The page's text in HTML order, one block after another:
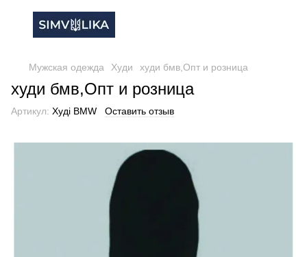
Мужская одежда Худи худи бмв,Опт и розница
худи бмв,Опт и розница
Артикул: Худі BMW Оставить отзыв